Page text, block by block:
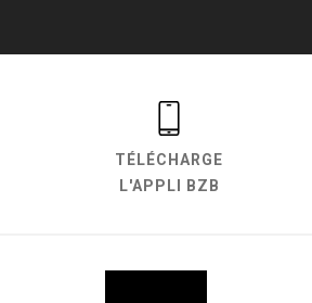
TÉLÉCHARGE
L'APPLI BZB